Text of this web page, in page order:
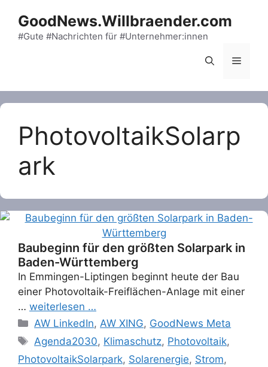
content
GoodNews.Willbraender.com
#Gute #Nachrichten für #Unternehmer:innen
Menu
PhotovoltaikSolarp
ark
Baubeginn für den größten Solarpark in
Baden-Württemberg
In Emmingen-Liptingen beginnt heute der Bau
einer Photovoltaik-Freiflächen-Anlage mit einer
… weiterlesen …
Categories
AW LinkedIn,AW XING, GoodNews Meta
Tags
Agenda2030, Klimaschutz, Photovoltaik,
PhotovoltaikSolarpark, Solarenergie, Strom,